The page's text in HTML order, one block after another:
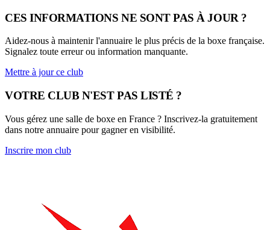
CES INFORMATIONS NE SONT PAS À JOUR ?
Aidez-nous à maintenir l'annuaire le plus précis de la boxe française.
Signalez toute erreur ou information manquante.
Mettre à jour ce club
VOTRE CLUB N'EST PAS LISTÉ ?
Vous gérez une salle de boxe en France ? Inscrivez-la gratuitement
dans notre annuaire pour gagner en visibilité.
Inscrire mon club